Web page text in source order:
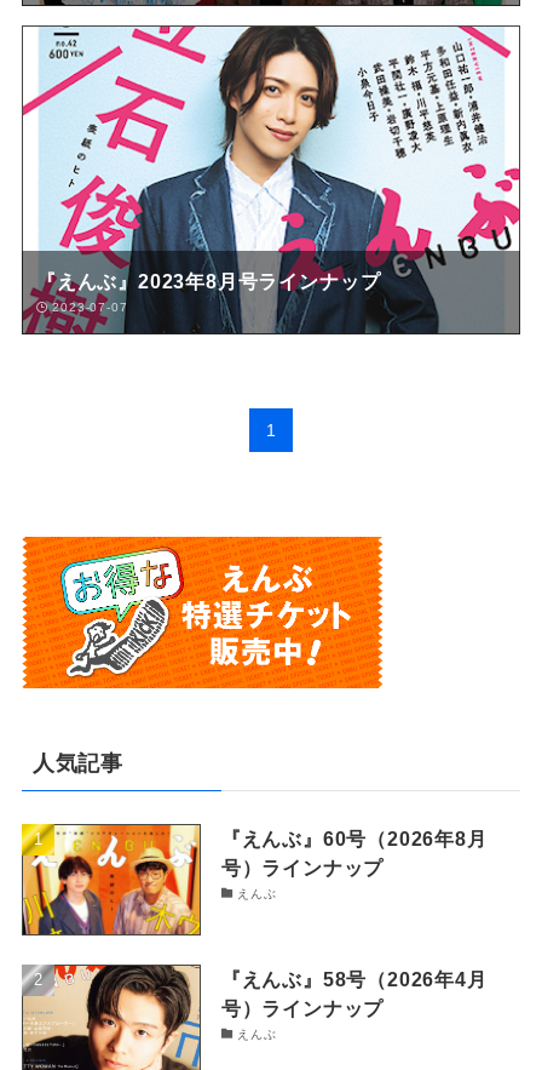
『えんぶ』2023年8月号ラインナップ
2023-07-07
1
人気記事
『えんぶ』60号（2026年8月
号）ラインナップ
えんぶ
『えんぶ』58号（2026年4月
号）ラインナップ
えんぶ